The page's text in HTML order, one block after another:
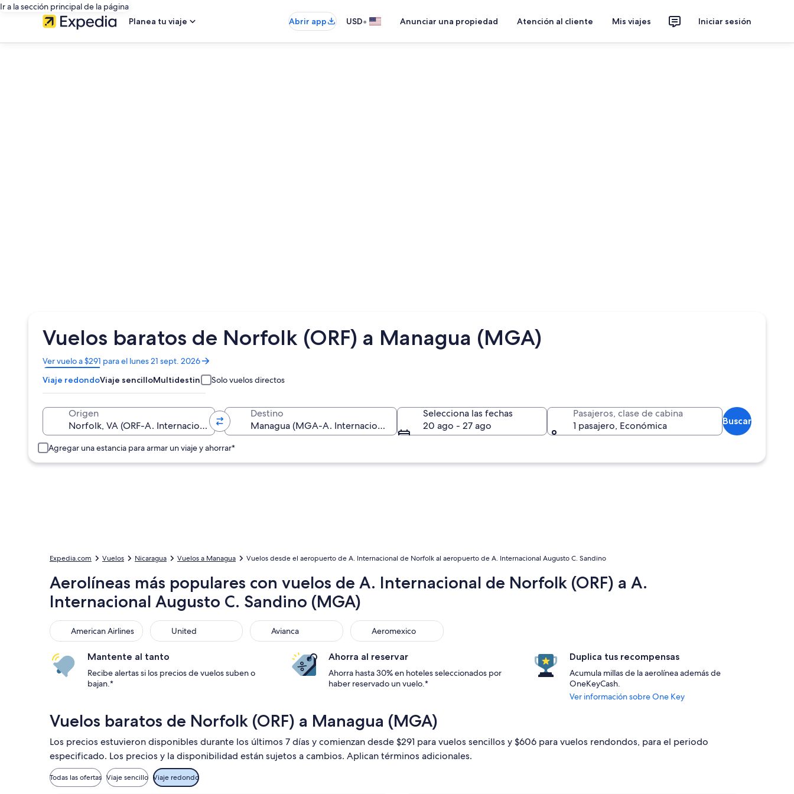
Ir a la sección principal de la página
Planea tu viaje
Abrir app USD• Anunciar una propiedad Atención al cliente Mis viajes Iniciar sesión
Vuelos baratos de Norfolk (ORF) a Managua (MGA)
Ver vuelo a $291 para el lunes 21 sept. 2026
Se
abrirá
en
una
ventana
Viaje redondoViaje sencilloMultidestino Solo vuelos directos
Origen Destino
Selecciona las fechas
20 ago - 27 ago
Pasajeros, clase de cabina
1 pasajero, Económica
Buscar
Agregar una estancia para armar un viaje y ahorrar*
Expedia.com Vuelos Nicaragua Vuelos a Managua Vuelos desde el aeropuerto de A. Internacional de Norfolk al aeropuerto de A. Internacional Augusto C. Sandino
Aerolíneas más populares con vuelos de A. Internacional de Norfolk (ORF) a A.
Internacional Augusto C. Sandino (MGA)
American Airlines
American Airlines United
United Avianca
Avianca Aeromexico
Aeromexico
Mantente al tanto
Recibe alertas si los precios de vuelos suben o
bajan.*
Ahorra al reservar
Ahorra hasta 30% en hoteles seleccionados por
haber reservado un vuelo.*
Duplica tus recompensas
Acumula millas de la aerolínea además de
OneKeyCash.
Ver información sobre One Key
Vuelos baratos de Norfolk (ORF) a Managua (MGA)
Los precios estuvieron disponibles durante los últimos 7 días y comienzan desde $291 para vuelos sencillos y $606 para vuelos rendondos, para el periodo
especificado. Los precios y la disponibilidad están sujetos a cambios. Aplican términos adicionales.
Todas las ofertas Viaje sencillo Viaje redondo